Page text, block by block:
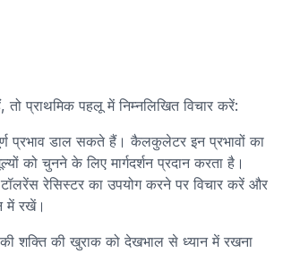
तो प्राथमिक पहलू में निम्नलिखित विचार करें:
प्रभाव डाल सकते हैं। कैलकुलेटर इन प्रभावों का
को चुनने के लिए मार्गदर्शन प्रदान करता है।
रेसिस्टर का उपयोग करने पर विचार करें और
में रखें।
की शक्ति की खुराक को देखभाल से ध्यान में रखना